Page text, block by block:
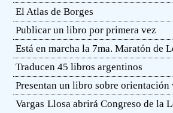
El Atlas de Borges
Publicar un libro por primera vez
Está en marcha la 7ma. Maratón de
Traducen 45 libros argentinos
Presentan un libro sobre
Vargas Llosa abrirá Congreso de la